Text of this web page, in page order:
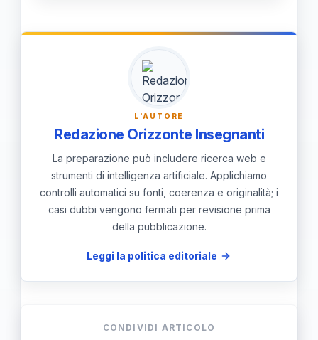
dirigenti sono chiamati a una funzione
attiva di osservazione e segnalazione
precoce all'interno di una rete di
prevenzione integrata.
dell'infanzia diventi una
discriminazione territoriale basata
sulla residenza. L'obiettivo è
promuovere un approccio integrato
che coinvolga istituzioni e comunità
locali per creare spazi educativi
accessibili e reti di supporto robuste,
specialmente nelle aree più
L'AUTORE
Redazione Orizzonte Insegnanti
La preparazione può includere ricerca web e
strumenti di intelligenza artificiale. Applichiamo
controlli automatici su fonti, coerenza e originalità; i
casi dubbi vengono fermati per revisione prima
della pubblicazione.
Leggi la politica editoriale
CONDIVIDI ARTICOLO